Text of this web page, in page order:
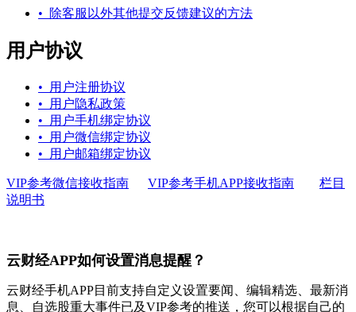
• 除客服以外其他提交反馈建议的方法
用户协议
• 用户注册协议
• 用户隐私政策
• 用户手机绑定协议
• 用户微信绑定协议
• 用户邮箱绑定协议
VIP参考微信接收指南 VIP参考手机APP接收指南
栏目
说明书
云财经APP如何设置消息提醒？
云财经手机APP目前支持自定义设置要闻、编辑精选、最新消
息、自选股重大事件已及VIP参考的推送，您可以根据自己的